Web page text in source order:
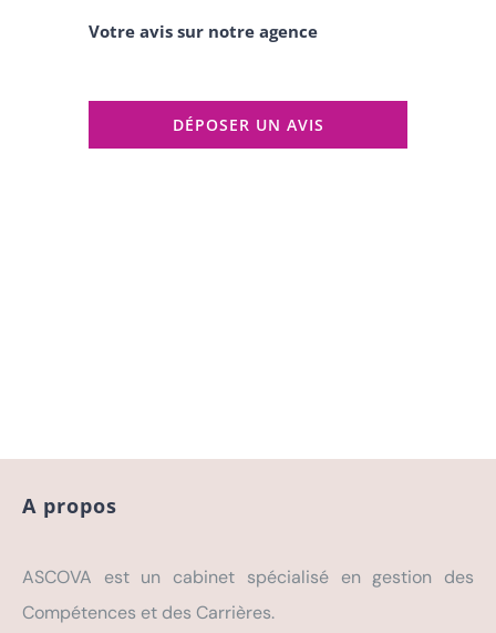
Votre avis sur notre agence
DÉPOSER UN AVIS
A propos
ASCOVA est un cabinet spécialisé en gestion des
Compétences et des Carrières.